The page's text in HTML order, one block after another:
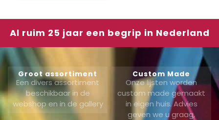
Al ruim 25 jaar een begrip in Nederland
Groot assortiment
Een divers assortiment
beschikbaar in de
webshop en in de gallery
Custom Made
Onze lijsten worden
custom made gemaakt
in eigen huis. Advies
geven we u graag,